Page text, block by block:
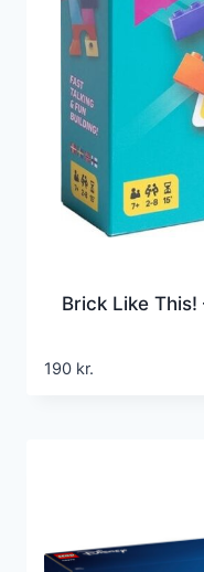
Brick Like This!
190 kr.